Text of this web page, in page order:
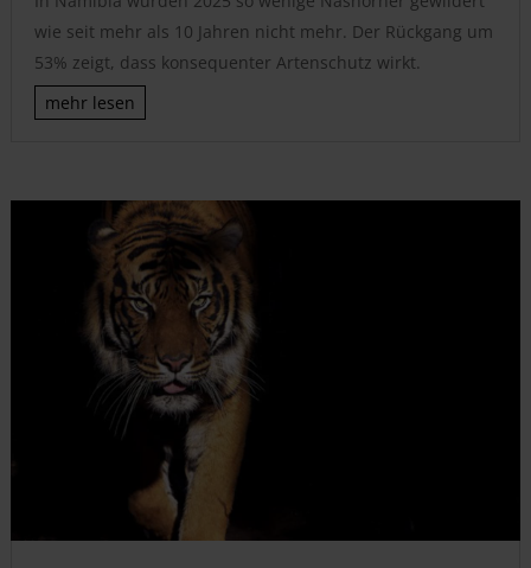
wie seit mehr als 10 Jahren nicht mehr. Der Rückgang um
53% zeigt, dass konsequenter Artenschutz wirkt.
mehr lesen